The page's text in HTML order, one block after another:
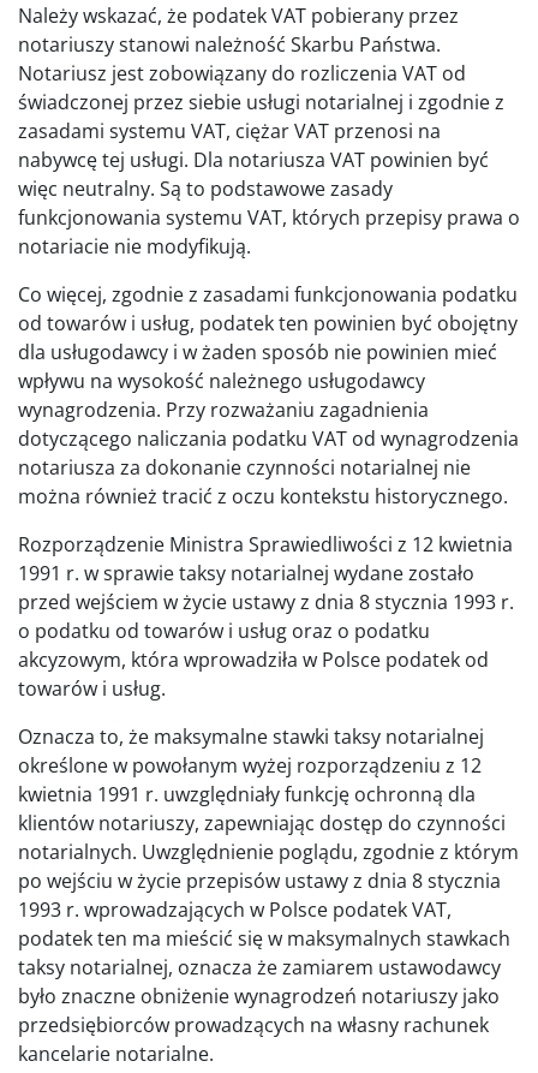
Należy wskazać, że podatek VAT pobierany przez
notariuszy stanowi należność Skarbu Państwa.
Notariusz jest zobowiązany do rozliczenia VAT od
świadczonej przez siebie usługi notarialnej i zgodnie z
zasadami systemu VAT, ciężar VAT przenosi na
nabywcę tej usługi. Dla notariusza VAT powinien być
więc neutralny. Są to podstawowe zasady
funkcjonowania systemu VAT, których przepisy prawa o
notariacie nie modyfikują.
Co więcej, zgodnie z zasadami funkcjonowania podatku
od towarów i usług, podatek ten powinien być obojętny
dla usługodawcy i w żaden sposób nie powinien mieć
wpływu na wysokość należnego usługodawcy
wynagrodzenia. Przy rozważaniu zagadnienia
dotyczącego naliczania podatku VAT od wynagrodzenia
notariusza za dokonanie czynności notarialnej nie
można również tracić z oczu kontekstu historycznego.
Rozporządzenie Ministra Sprawiedliwości z 12 kwietnia
1991 r. w sprawie taksy notarialnej wydane zostało
przed wejściem w życie ustawy z dnia 8 stycznia 1993 r.
o podatku od towarów i usług oraz o podatku
akcyzowym, która wprowadziła w Polsce podatek od
towarów i usług.
Oznacza to, że maksymalne stawki taksy notarialnej
określone w powołanym wyżej rozporządzeniu z 12
kwietnia 1991 r. uwzględniały funkcję ochronną dla
klientów notariuszy, zapewniając dostęp do czynności
notarialnych. Uwzględnienie poglądu, zgodnie z którym
po wejściu w życie przepisów ustawy z dnia 8 stycznia
1993 r. wprowadzających w Polsce podatek VAT,
podatek ten ma mieścić się w maksymalnych stawkach
taksy notarialnej, oznacza że zamiarem ustawodawcy
było znaczne obniżenie wynagrodzeń notariuszy jako
przedsiębiorców prowadzących na własny rachunek
kancelarie notarialne.